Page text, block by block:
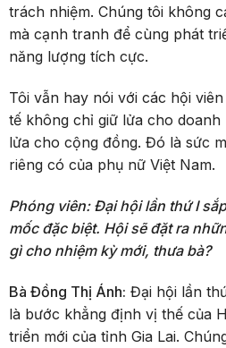
trách nhiệm. Chúng tôi không
mà cạnh tranh để cùng phát
năng lượng tích cực.
Tôi vẫn hay nói với các hội
tế không chỉ giữ lửa cho
lửa cho cộng đồng. Đó là sức
riêng có của phụ nữ Việt Nam.
Phóng viên: Đại hội lần thứ I
mốc đặc biệt. Hội sẽ đặt ra
gì cho nhiệm kỳ mới, thưa bà?
Bà Đồng Thị Ánh: Đại hội lần
là bước khẳng định vị thế của
triển mới của tỉnh Gia Lai.